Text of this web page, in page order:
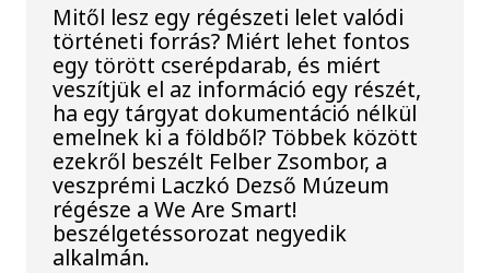
Mitől lesz egy régészeti lelet valódi
történeti forrás? Miért lehet fontos
egy törött cserépdarab, és miért
veszítjük el az információ egy részét,
ha egy tárgyat dokumentáció nélkül
emelnek ki a földből? Többek között
ezekről beszélt Felber Zsombor, a
veszprémi Laczkó Dezső Múzeum
régésze a We Are Smart!
beszélgetéssorozat negyedik
alkalmán.